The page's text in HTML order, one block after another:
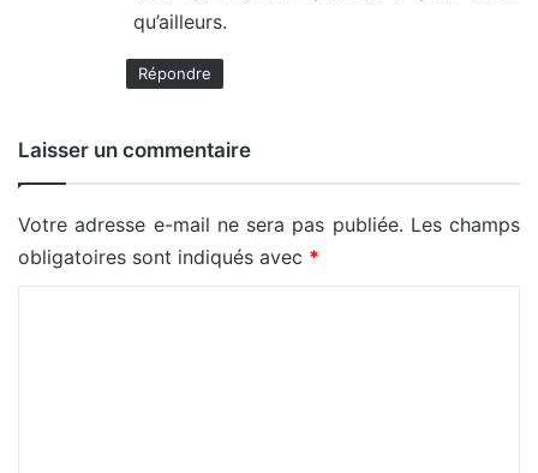
qu’ailleurs.
Répondre
Laisser un commentaire
Votre adresse e-mail ne sera pas publiée. Les champs
obligatoires sont indiqués avec *